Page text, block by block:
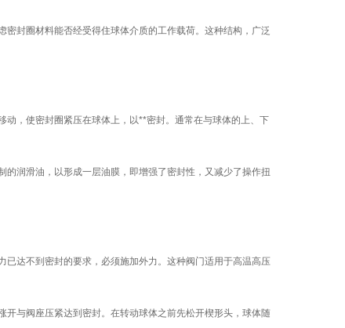
封圈材料能否经受得住球体介质的工作载荷。这种结构，广泛
，使密封圈紧压在球体上，以**密封。通常在与球体的上、下
润滑油，以形成一层油膜，即增强了密封性，又减少了操作扭
达不到密封的要求，必须施加外力。这种阀门适用于高温高压
与阀座压紧达到密封。在转动球体之前先松开楔形头，球体随